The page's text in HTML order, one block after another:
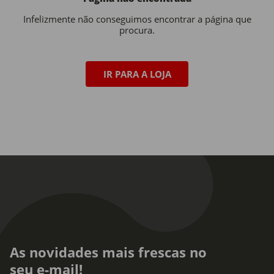
Infelizmente não conseguimos encontrar a página que
procura.
IR PARA A LOJA
As novidades mais frescas no
seu e-mail!